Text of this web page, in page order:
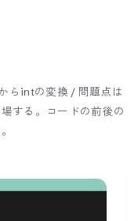
らintの変換 / 問題点は
する。
コードの前後の